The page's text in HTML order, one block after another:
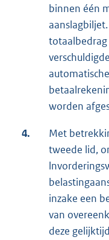
binnen één
totaalbedrag
worden
4.
Met
tweede lid,
inzake een
van
deze